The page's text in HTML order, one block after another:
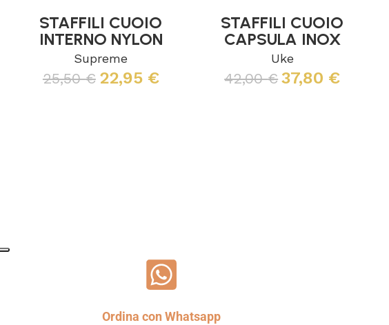
STAFFILI CUOIO
INTERNO NYLON
Supreme
25,50€ 22,95 €
STAFFILI CUOIO
CAPSULA INOX
Uke
42,00€ 37,80 €
Ordina con Whatsapp